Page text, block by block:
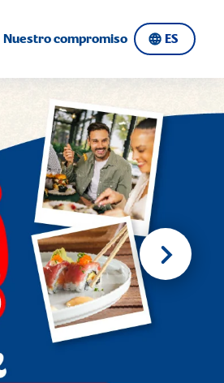
Nuestro compromiso ES